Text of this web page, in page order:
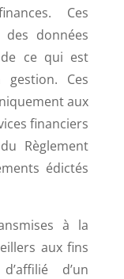
Ces
données
ce qui est
gestion. Ces
aux
financiers
Règlement
édictés
à la
aux fins
d’un